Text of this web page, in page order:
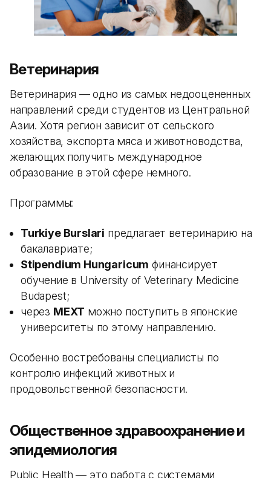
Ветеринария
Ветеринария — одно из самых недооцененных
направлений среди студентов из Центральной
Азии. Хотя регион зависит от сельского
хозяйства, экспорта мяса и животноводства,
желающих получить международное
образование в этой сфере немного.
Программы:
Turkiye Burslari предлагает ветеринарию на
бакалавриате;
Stipendium Hungaricum финансирует
обучение в University of Veterinary Medicine
Budapest;
через MEXT можно поступить в японские
университеты по этому направлению.
Особенно востребованы специалисты по
контролю инфекций животных и
продовольственной безопасности.
Общественное здравоохранение и
эпидемиология
Public Health — это работа с системами